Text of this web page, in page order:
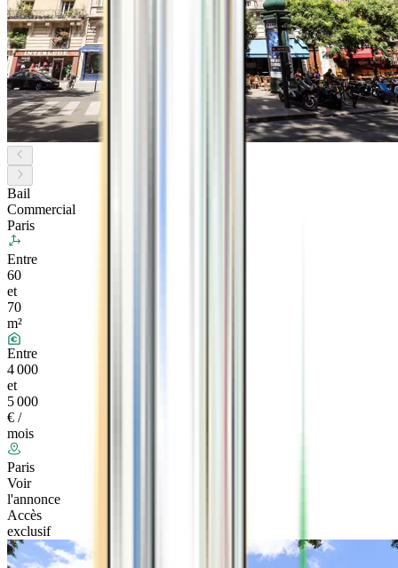
Bail
Commercial
Paris
Entre
60
et
70
m²
Entre
4 000
et
5 000
€ /
mois
Paris
Voir
l'annonce
Accès
exclusif